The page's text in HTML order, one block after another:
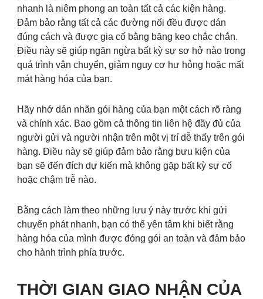
nhanh là niêm phong an toàn tất cả các kiện hàng.
Đảm bảo rằng tất cả các đường nối đều được dán
đúng cách và được gia cố bằng băng keo chắc chắn.
Điều này sẽ giúp ngăn ngừa bất kỳ sự sơ hở nào trong
quá trình vận chuyển, giảm nguy cơ hư hỏng hoặc mất
mát hàng hóa của bạn.
Hãy nhớ dán nhãn gói hàng của bạn một cách rõ ràng
và chính xác. Bao gồm cả thông tin liên hệ đầy đủ của
người gửi và người nhận trên một vị trí dễ thấy trên gói
hàng. Điều này sẽ giúp đảm bảo rằng bưu kiện của
bạn sẽ đến đích dự kiến mà không gặp bất kỳ sự cố
hoặc chậm trễ nào.
Bằng cách làm theo những lưu ý này trước khi gửi
chuyển phát nhanh, bạn có thể yên tâm khi biết rằng
hàng hóa của mình được đóng gói an toàn và đảm bảo
cho hành trình phía trước.
THỜI GIAN GIAO NHẬN CỦA